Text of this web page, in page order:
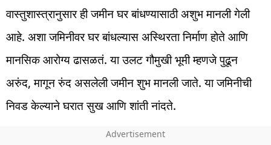
वास्तुशास्त्रानुसार ही जमीन घर बांधण्यासाठी अशुभ मानली गेली
आहे. अशा जमिनीवर घर बांधल्यास अस्थिरता निर्माण होते आणि
मानसिक आरोग्य ढासळतं. या उलट गौमुखी भूमी म्हणजे पुढून
अरुंद, मागून रुंद असलेली जमीन शुभ मानली जाते. या जमिनीची
निवड केल्याने घरात सुख आणि शांती नांदते.